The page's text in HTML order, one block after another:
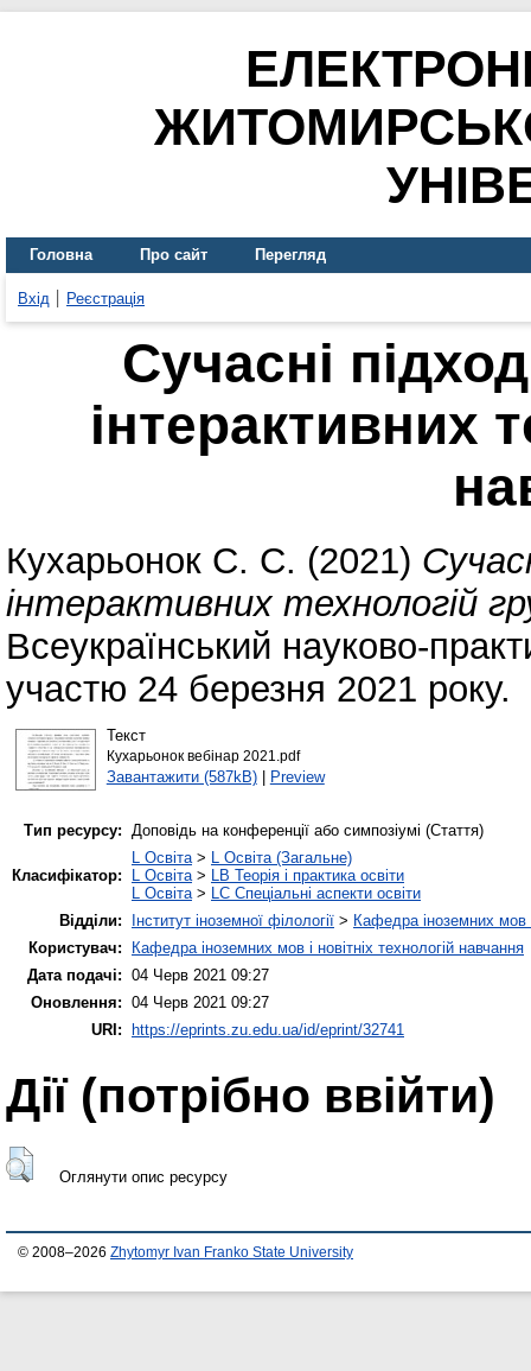
Головна Про сайт Перегляд
Вхід Реєстрація
Сучасні
інтерактивних
Кухарьонок С. С. (2021)
інтерактивних технологій
Всеукраїнський науково-
участю 24 березня 2021 року.
Текст
Кухарьонок вебінар 2021.pdf
Завантажити (587kB)| Preview
Тип ресурсу: Доповідь на конференції або симпозіумі (Стаття)
Класифікатор:
L Освіта> L Освіта (Загальне)
L Освіта> LB Теорія і практика освіти
L Освіта> LC Спеціальні аспекти освіти
Відділи:
Інститут іноземної філології > Кафедра іноземних мов
Користувач:
Кафедра іноземних мов і новітніх технологій навчання
Дата подачі: 04 Черв 2021 09:27
Оновлення: 04 Черв 2021 09:27
URI:
https://eprints.zu.edu.ua/id/eprint/32741
Дії ​​(потрібно ввійти)
Оглянути опис ресурсу
© 2008–2026 Zhytomyr Ivan Franko State University